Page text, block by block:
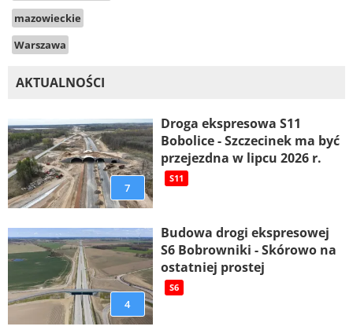
mazowieckie
Warszawa
AKTUALNOŚCI
7
Droga ekspresowa S11
Bobolice - Szczecinek ma być
przejezdna w lipcu 2026 r.
S11
4
Budowa drogi ekspresowej
S6 Bobrowniki - Skórowo na
ostatniej prostej
S6